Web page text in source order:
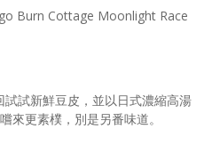
Burn Cottage Moonlight Race
試試新鮮豆皮，並以日式濃縮高湯
更素樸，別是另番味道。